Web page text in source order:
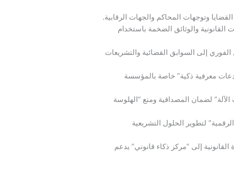
وتوجهات المحاكم والجهات الرقابية.
القانونية والوثائق الضخمة باستخدام
إلى السوابق القضائية والتشريعات
معرفية ذكية” خاصة بالمؤسسة
لضمان المصداقية ومنع “الهلوسة
لتطوير الحلول التشريعية
إلى “مركز ذكاء قانوني” يدعم